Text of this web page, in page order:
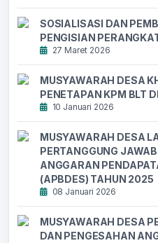
SOSIALISASI DAN
PENGISIAN
27 Maret 2026
MUSYAWARAH DESA
PENETAPAN KPM BLT
10 Januari 2026
MUSYAWARAH DESA
PERTANGGUNG
ANGGARAN
(APBDES) TAHUN 2025
08 Januari 2026
MUSYAWARAH DESA
DAN PENGESAHAN